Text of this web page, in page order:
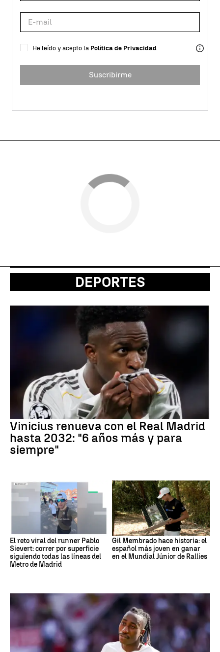
He leído y acepto la Política de Privacidad
Suscribirme
DEPORTES
Vinicius renueva con el Real Madrid
hasta 2032: "6 años más y para
siempre"
El reto viral del runner Pablo
Sievert: correr por superficie
siguiendo todas las líneas del
Metro de Madrid
Gil Membrado hace historia: el
español más joven en ganar
en el Mundial Júnior de Rallies